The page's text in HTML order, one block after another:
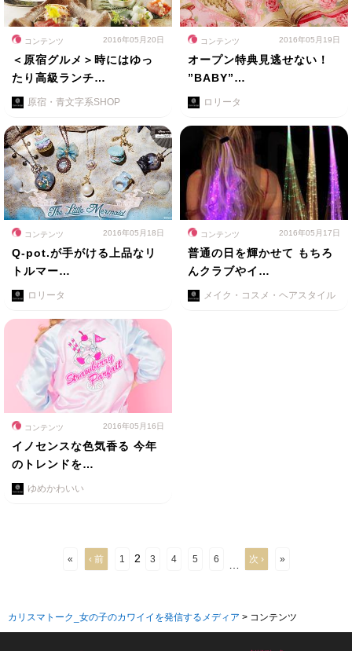
コンテンツ 2016年05月20日
＜原宿グルメ＞時にはゆっ
たり高級ランチ…
原宿・青文字系SHOP
コンテンツ 2016年05月19日
オープン特典見逃せない！
”BABY”…
ロリータ
コンテンツ 2016年05月18日
Q-pot.が手がける上品なリ
トルマー…
ロリータ
コンテンツ 2016年05月17日
普通の日を輝かせて もちろ
んクラブやイ…
メイク・コスメ・ヘアスタイル
コンテンツ 2016年05月16日
イノセンスな色気香る 今年
のトレンドを…
ゆめかわいい
« ‹ 前 1 2 3 4 5 6 次 › »
カリスマトーク_女の子のカワイイを発信するメディア > コンテンツ